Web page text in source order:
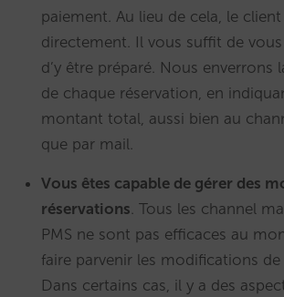
paiement. Au lieu de cela, le
directement. Il vous suffit de
d’y être préparé. Nous enverrons
de chaque réservation, en
montant total, aussi bien au
que par mail.
Vous êtes capable de gérer des
réservations . Tous les channel
PMS ne sont pas efficaces au
faire parvenir les modifications de
Dans certains cas, il y a des